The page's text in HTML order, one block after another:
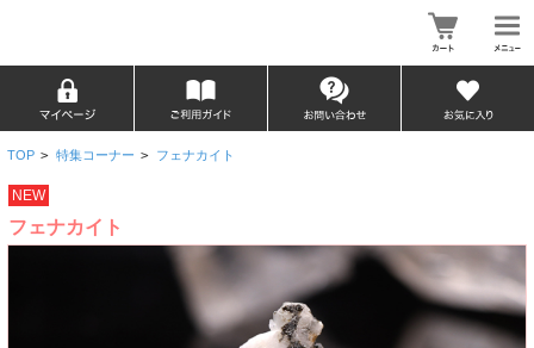
TOP > 特集コーナー > フェナカイト
NEW
フェナカイト